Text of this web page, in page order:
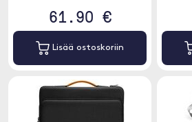
61.90 €
Lisää ostoskoriin